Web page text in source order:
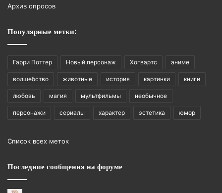
Архив опросов
Популярные метки:
Гарри Поттер Новый персонаж Хогвартс аниме
волшебство животные история картинки книги
любовь магия мультфильмы необычное
персонажи сериалы характер эстетика юмор
Список всех меток
Последние сообщения на форуме